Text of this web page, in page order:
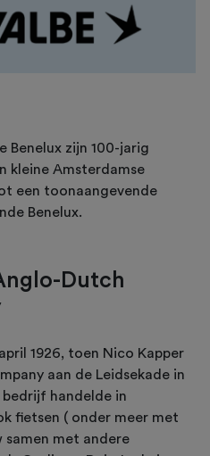
Benelux zijn 100-jarig
kleine Amsterdamse
een toonaangevende
Benelux.
Dutch
1926, toen Nico Kapper
aan de Leidsekade in
handelde in
fietsen ( onder meer met
samen met andere